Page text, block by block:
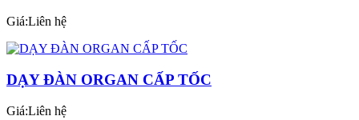
Giá:Liên hệ
DẠY ĐÀN ORGAN CẤP TỐC
Giá:Liên hệ